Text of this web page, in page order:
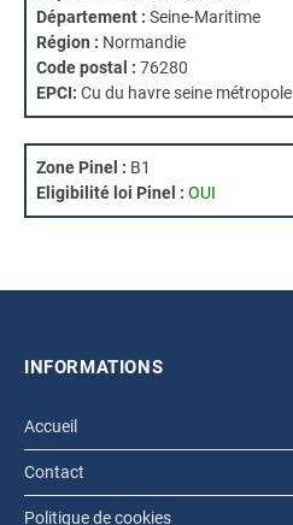
Département : Seine-Maritime
Région : Normandie
Code postal : 76280
EPCI: Cu du havre seine métropole
Zone Pinel : B1
Eligibilité loi Pinel : OUI
INFORMATIONS
Accueil
Contact
Politique de cookies